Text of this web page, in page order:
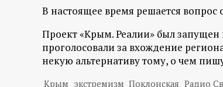
н
ы
й
В настоящее время решается
Проект «Крым. Реалии» был
проголосовали за вхождение
некую альтернативу тому, о чем
Крым экстремизм Поклонская Радио